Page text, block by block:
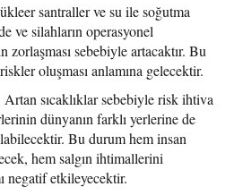
santraller ve su ile soğutma
ve silahların operasyonel
sebebiyle artacaktır. Bu
oluşması anlamına gelecektir.
sıcaklıklar sebebiyle risk ihtiva
dünyanın farklı yerlerine de
Bu durum hem insan
hem salgın ihtimallerini
negatif etkileyecektir.